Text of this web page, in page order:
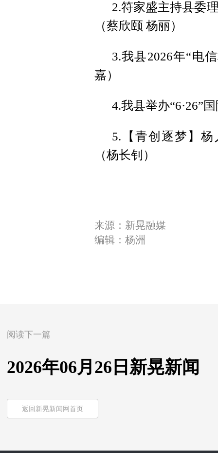
2.符家盛主持县委
（蔡欣颐 杨丽）
3.我县2026年“电
嘉）
4.我县举办“6·26”
5.【青创逐梦】
（杨长钊）
来源：新晃融媒
编辑：杨洲
阅读下一篇
2026年06月26日新晃新闻
返回新晃新闻网首页